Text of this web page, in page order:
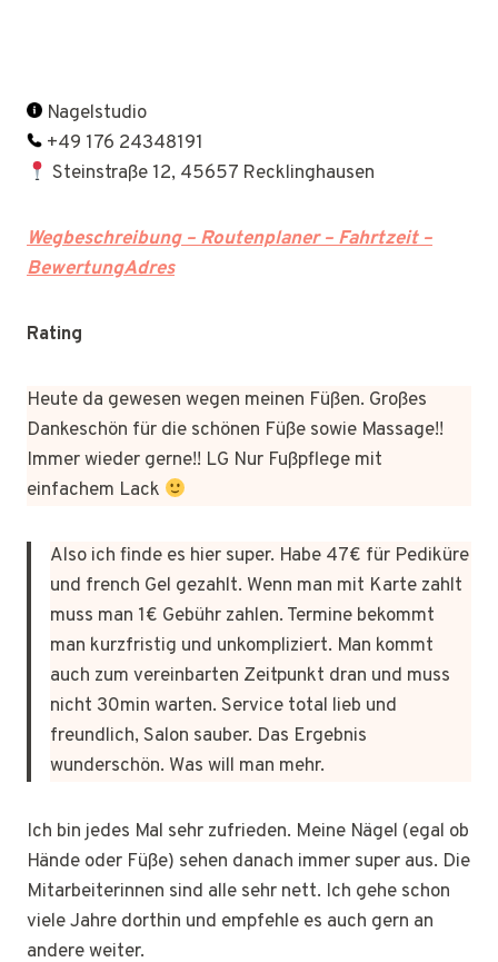
Nagelstudio
+49 176 24348191
Steinstraße 12, 45657 Recklinghausen
Wegbeschreibung – Routenplaner – Fahrtzeit –
BewertungAdres
Rating
Heute da gewesen wegen meinen Füßen. Großes
Dankeschön für die schönen Füße sowie Massage!!
Immer wieder gerne!! LG Nur Fußpflege mit
einfachem Lack
Also ich finde es hier super. Habe 47€ für Pediküre
und french Gel gezahlt. Wenn man mit Karte zahlt
muss man 1€ Gebühr zahlen. Termine bekommt
man kurzfristig und unkompliziert. Man kommt
auch zum vereinbarten Zeitpunkt dran und muss
nicht 30min warten. Service total lieb und
freundlich, Salon sauber. Das Ergebnis
wunderschön. Was will man mehr.
Ich bin jedes Mal sehr zufrieden. Meine Nägel (egal ob
Hände oder Füße) sehen danach immer super aus. Die
Mitarbeiterinnen sind alle sehr nett. Ich gehe schon
viele Jahre dorthin und empfehle es auch gern an
andere weiter.